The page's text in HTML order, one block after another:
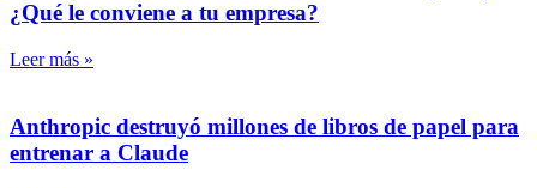
¿Qué le conviene a tu empresa?
Leer más »
Anthropic destruyó millones de libros de papel para
entrenar a Claude